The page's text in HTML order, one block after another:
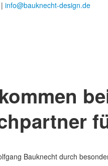
info@bauknecht-design.de
Bauknecht durch